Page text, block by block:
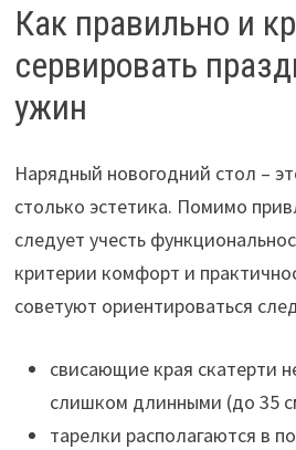
Как правильно и
сервировать
ужин
Нарядный новогодний стол –
столько эстетика. Помимо
следует учесть
критерии комфорт и
советуют ориентироваться
свисающие края скатерти
слишком длинными (до 35
тарелки располагаются в